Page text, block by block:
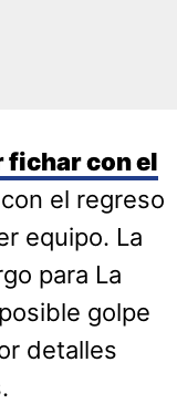
fichar con el
el regreso
equipo. La
para La
golpe
detalles